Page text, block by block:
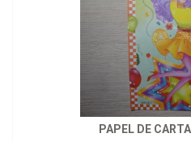
PAPEL DE